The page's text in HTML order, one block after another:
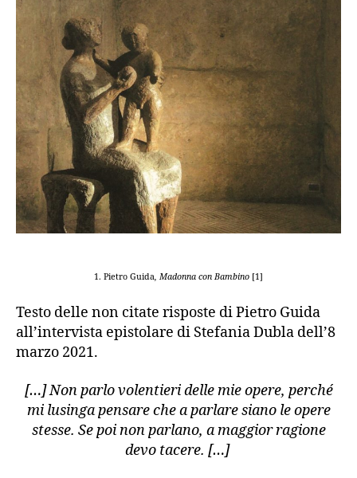
1. Pietro Guida, Madonna con Bambino [1]
Testo delle non citate risposte di Pietro Guida
all’intervista epistolare di Stefania Dubla dell’8
marzo 2021.
[…] Non parlo volentieri delle mie opere, perché
mi lusinga pensare che a parlare siano le opere
stesse. Se poi non parlano, a maggior ragione
devo tacere. […]